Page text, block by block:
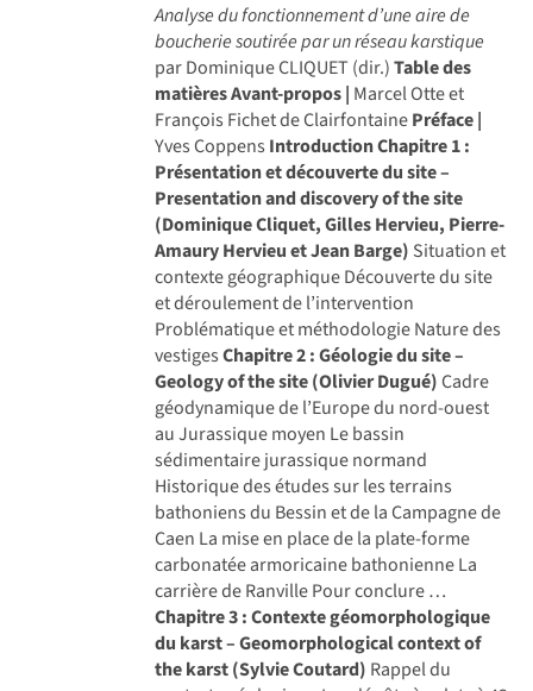
Analyse du fonctionnement d’une aire de
boucherie soutirée par un réseau karstique
par Dominique CLIQUET (dir.)Table des
matièresAvant-propos | Marcel Otte et
François Fichet de ClairfontainePréface |
Yves Coppens IntroductionChapitre 1 :
Présentation et découverte du site –
Presentation and discovery of the site
(Dominique Cliquet, Gilles Hervieu, Pierre-
Amaury Hervieu et Jean Barge) Situation et
contexte géographique Découverte du site
et déroulement de l’intervention
Problématique et méthodologie Nature des
vestigesChapitre 2 : Géologie du site –
Geology of the site (Olivier Dugué)Cadre
géodynamique de l’Europe du nord-ouest
au Jurassique moyen Le bassin
sédimentaire jurassique normand
Historique des études sur les terrains
bathoniens du Bessin et de la Campagne de
Caen La mise en place de la plate-forme
carbonatée armoricaine bathonienne La
carrière de Ranville Pour conclure …
Chapitre 3 : Contexte géomorphologique
du karst – Geomorphological context of
the karst (Sylvie Coutard) Rappel du